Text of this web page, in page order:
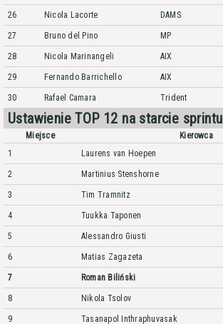
26 Nicola Lacorte DAMS
27 Bruno del Pino MP
28 Nicola Marinangeli AIX
29 Fernando Barrichello AIX
30 Rafael Camara Trident
Ustawienie TOP 12 na starcie sprintu
Miejsce
Kierowca
1
Laurens van Hoepen
2 Martinius Stenshorne
3 Tim Tramnitz
4 Tuukka Taponen
5 Alessandro Giusti
6 Matias Zagazeta
7 Roman Biliński
8 Nikola Tsolov
9 Tasanapol Inthraphuvasak